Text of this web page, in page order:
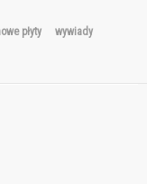
płyty wywiady